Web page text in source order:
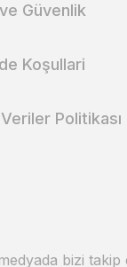
Güvenlik
Koşullari
Politikası
bizi takip